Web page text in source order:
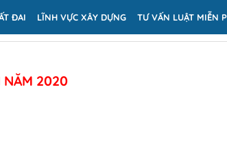
ĐAI LĨNH VỰC XÂY DỰNG TƯ VẤN LUẬT MIỄN
NĂM 2020